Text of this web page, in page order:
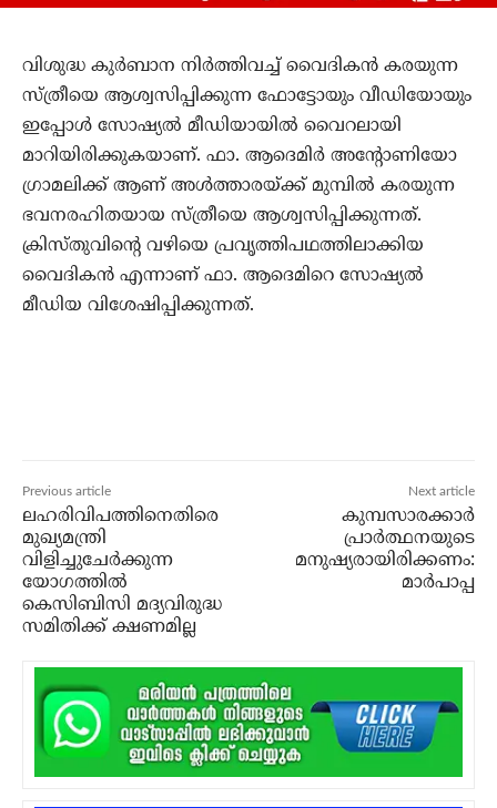
വിശുദ്ധ കുര്‍ബാന നിര്‍ത്തിവച്ച് വൈദികന്‍ കരയുന്ന
സ്ത്രീയെ ആശ്വസിപ്പിക്കുന്ന ഫോട്ടോയും വീഡിയോയും
ഇപ്പോള്‍ സോഷ്യല്‍ മീഡിയായില്‍ വൈറലായി
മാറിയിരിക്കുകയാണ്. ഫാ. ആദെമിര്‍ അന്റോണിയോ
ഗ്രാമലിക്ക് ആണ് അള്‍ത്താരയ്ക്ക് മുമ്പില്‍ കരയുന്ന
ഭവനരഹിതയായ സ്ത്രീയെ ആശ്വസിപ്പിക്കുന്നത്.
ക്രിസ്തുവിന്റെ വഴിയെ പ്രവൃത്തിപഥത്തിലാക്കിയ
വൈദികന്‍ എന്നാണ് ഫാ. ആദെമിറെ സോഷ്യല്‍
മീഡിയ വിശേഷിപ്പിക്കുന്നത്.
Previous article
ലഹരിവിപത്തിനെതിരെ
മുഖ്യമന്ത്രി
വിളിച്ചുചേര്‍ക്കുന്ന
യോഗത്തില്‍
കെസിബിസി മദ്യവിരുദ്ധ
സമിതിക്ക് ക്ഷണമില്ല
Next article
കുമ്പസാരക്കാര്‍
പ്രാര്‍ത്ഥനയുടെ
മനുഷ്യരായിരിക്കണം:
മാര്‍പാപ്പ